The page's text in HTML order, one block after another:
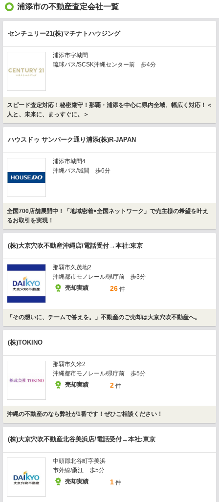
浦添市の不動産査定会社一覧
センチュリー21(株)マチナトハウジング
浦添市字城間
琉球バス/SCSK沖縄センター前 歩4分
スピード査定対応！秘密厳守！那覇・浦添を中心に県内全域、幅広く対応！＜
人と、未来に、まっすぐに。＞
ハウスドゥ サンパーク通り浦添(株)R-JAPAN
浦添市城間4
沖縄バス/城間 歩6分
全国700店舗展開中！「地域密着×全国ネットワーク」で売主様の希望を叶え
るお取引を実現！
(株)大京穴吹不動産沖縄店/電話受付→本社:東京
那覇市久茂地2
沖縄都市モノレール/県庁前 歩3分
売却実績
26 件
「その想いに、チームで答えを。」不動産のご売却は大京穴吹不動産へ。
(株)TOKINO
那覇市久米2
沖縄都市モノレール/県庁前 歩5分
売却実績
2 件
沖縄の不動産のなら弊社が1番です！ぜひご相談ください！
(株)大京穴吹不動産北谷美浜店/電話受付→本社:東京
中頭郡北谷町字美浜
市外線/桑江 歩5分
売却実績
1 件